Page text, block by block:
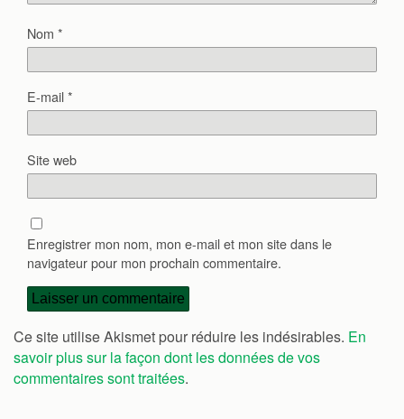
Nom *
E-mail*
Site web
Enregistrer mon nom, mon e-mail et mon site dans le
navigateur pour mon prochain commentaire.
Ce site utilise Akismet pour réduire les indésirables. En
savoir plus sur la façon dont les données de vos
commentaires sont traitées.